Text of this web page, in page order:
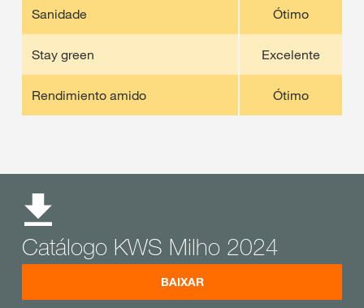
Sanidade Ótimo
Stay green Excelente
Rendimiento amido Ótimo
Catálogo KWS Milho 2024
BAIXAR